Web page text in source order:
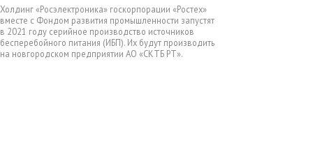
Холдинг «Росэлектроника» госкорпорации «Ростех»
вместе с Фондом развития промышленности запустят
в 2021 году серийное производство источников
бесперебойного питания (ИБП). Их будут производить
на новгородском предприятии АО «СКТБ РТ».